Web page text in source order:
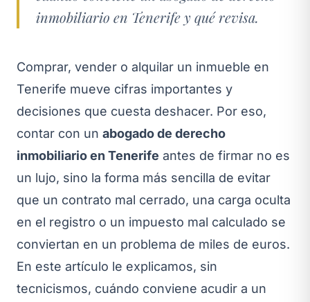
inmobiliario en Tenerife y qué revisa.
Comprar, vender o alquilar un inmueble en
Tenerife mueve cifras importantes y
decisiones que cuesta deshacer. Por eso,
contar con un abogado de derecho
inmobiliario en Tenerife antes de firmar no es
un lujo, sino la forma más sencilla de evitar
que un contrato mal cerrado, una carga oculta
en el registro o un impuesto mal calculado se
conviertan en un problema de miles de euros.
En este artículo le explicamos, sin
tecnicismos, cuándo conviene acudir a un